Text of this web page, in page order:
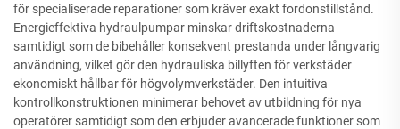
för specialiserade reparationer som kräver exakt fordonstillstånd.
Energieffektiva hydraulpumpar minskar driftskostnaderna
samtidigt som de bibehåller konsekvent prestanda under långvarig
användning, vilket gör den hydrauliska billyften för verkstäder
ekonomiskt hållbar för högvolymverkstäder. Den intuitiva
kontrollkonstruktionen minimerar behovet av utbildning för nya
operatörer samtidigt som den erbjuder avancerade funktioner som